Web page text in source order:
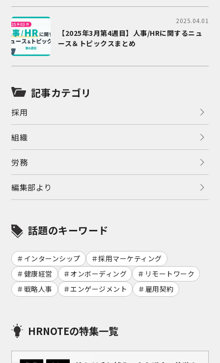
2025.04.01
【2025年3月第4週目】人事/HRに関するニュ
ース＆トピックスまとめ
記事カテゴリ
採用
組織
労務
編集部より
話題のキーワード
インターンシップ
採用マーケティング
健康経営
オンボーディング
リモートワーク
戦略人事
エンゲージメント 雇用契約
HRNOTEの特集一覧